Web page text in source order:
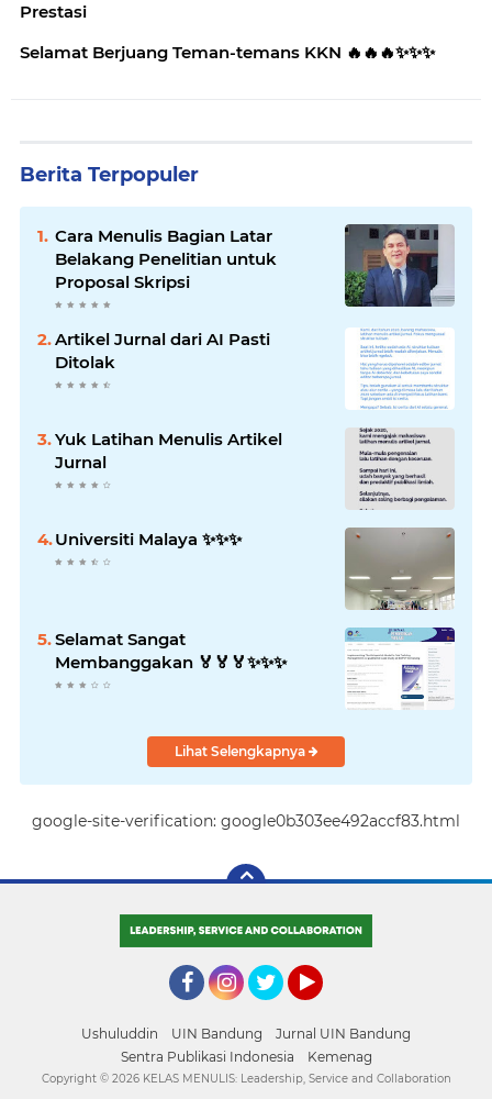
Prestasi
Selamat Berjuang Teman-temans KKN 🔥🔥🔥✨️✨️✨️
Berita Terpopuler
Cara Menulis Bagian Latar
Belakang Penelitian untuk
Proposal Skripsi
Artikel Jurnal dari AI Pasti
Ditolak
Yuk Latihan Menulis Artikel
Jurnal
Universiti Malaya ✨️✨️✨️
Selamat Sangat
Membanggakan 🏅🏅🏅✨️✨️✨️
Lihat Selengkapnya
google-site-verification: google0b303ee492accf83.html
Ushuluddin UIN Bandung
Jurnal UIN Bandung
Sentra Publikasi Indonesia
Kemenag
Copyright © 2026 KELAS MENULIS: Leadership, Service and Collaboration